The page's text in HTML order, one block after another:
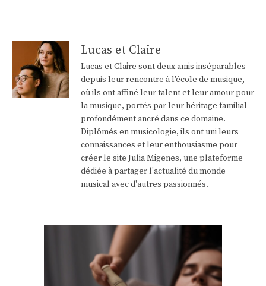
Lucas et Claire
Lucas et Claire sont deux amis inséparables
depuis leur rencontre à l'école de musique,
où ils ont affiné leur talent et leur amour pour
la musique, portés par leur héritage familial
profondément ancré dans ce domaine.
Diplômés en musicologie, ils ont uni leurs
connaissances et leur enthousiasme pour
créer le site Julia Migenes, une plateforme
dédiée à partager l'actualité du monde
musical avec d'autres passionnés.